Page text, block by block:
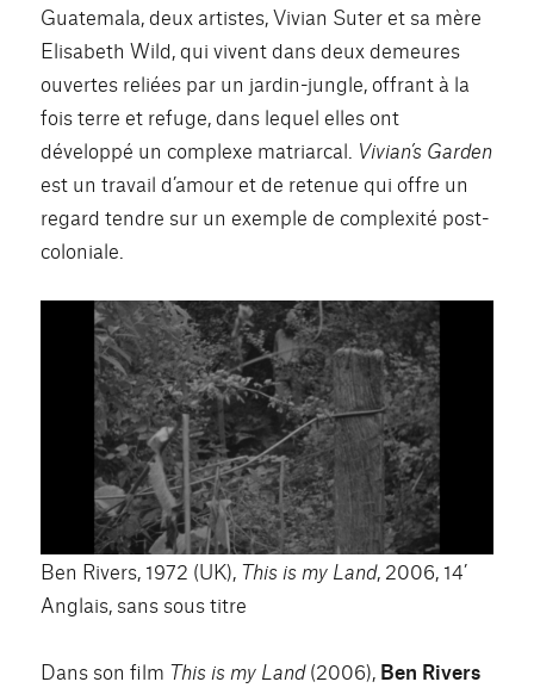
Guatemala, deux artistes, Vivian Suter et sa mère
Elisabeth Wild, qui vivent dans deux demeures
ouvertes reliées par un jardin-jungle, offrant à la
fois terre et refuge, dans lequel elles ont
développé un complexe matriarcal. Vivian’s Garden
est un travail d’amour et de retenue qui offre un
regard tendre sur un exemple de complexité post-
coloniale.
Ben Rivers, 1972 (UK), This is my Land, 2006, 14’
Anglais, sans sous titre
Dans son film This is my Land(2006), Ben Rivers